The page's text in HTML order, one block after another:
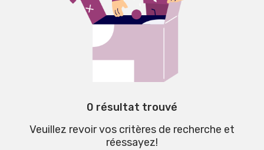
0 résultat trouvé
Veuillez revoir vos critères de recherche et
réessayez!